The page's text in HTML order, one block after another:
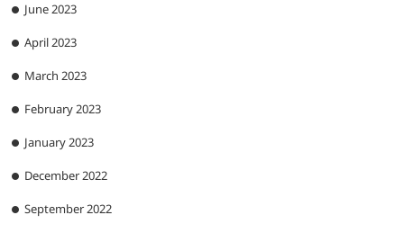
June 2023
April 2023
March 2023
February 2023
January 2023
December 2022
September 2022